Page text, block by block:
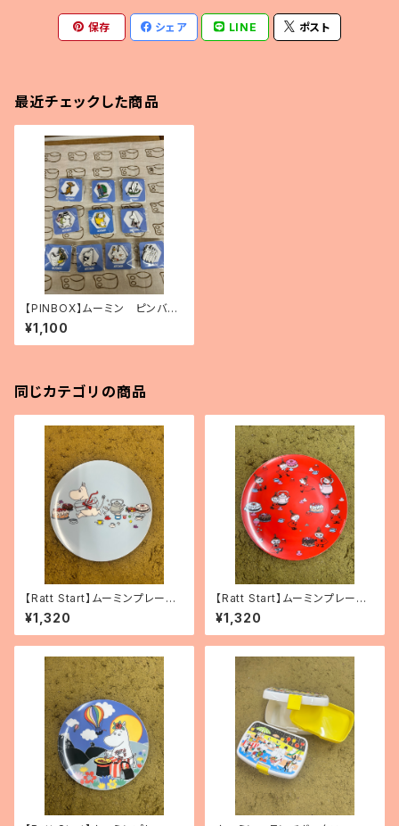
保存 シェア LINE ポスト
最近チェックした商品
【PINBOX】ムーミン ピンバッ
ジコレクション（10種）
¥1,100
同じカテゴリの商品
【Ratt Start】ムーミンプレー
ト 「Picknick」
¥1,320
【Ratt Start】ムーミンプレート
「リトルミィ」
¥1,320